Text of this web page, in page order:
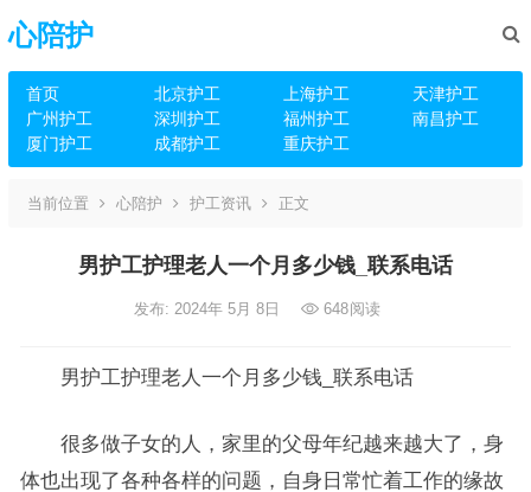
心陪护
首页 北京护工 上海护工
天津护工
广州护工
深圳护工 福州护工
南昌护工
厦门护工
成都护工 重庆护工
当前位置 心陪护 护工资讯 正文
男护工护理老人一个月多少钱_联系电话
发布: 2024年 5月 8日 648阅读
男护工护理老人一个月多少钱_联系电话
很多做子女的人，家里的父母年纪越来越大了，身
体也出现了各种各样的问题，自身日常忙着工作的缘故